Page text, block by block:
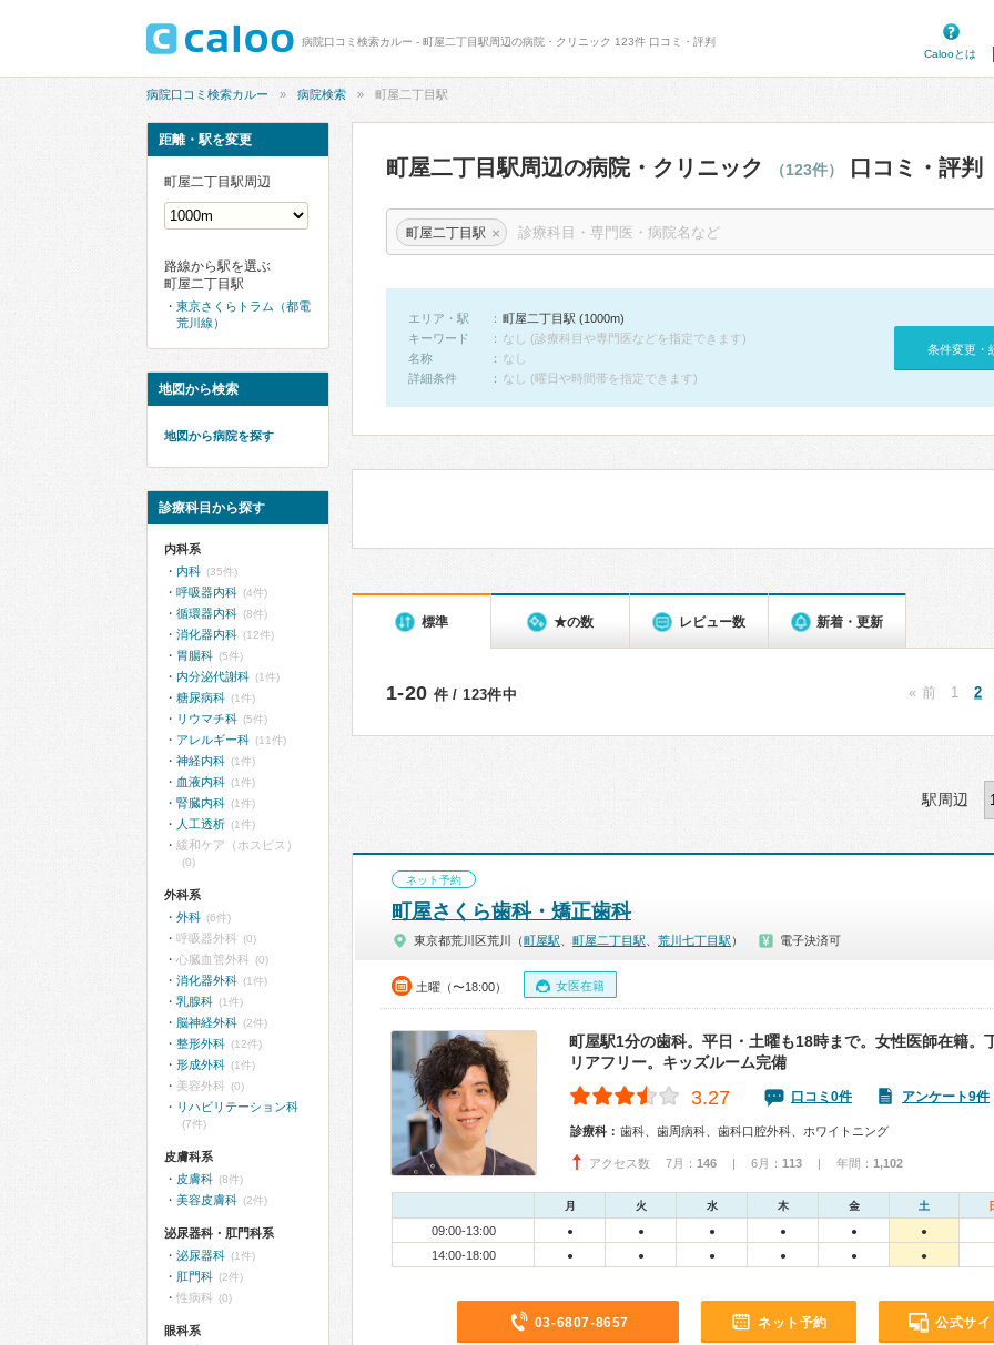
病院口コミ検索カルー - 町屋二丁目駅周辺の病院・クリニック 123件 口コミ・評判
Calooとは
病院口コミ検索カルー 病院検索 町屋二丁目駅
町屋二丁目駅周辺の病院・クリニック （123件） 口コミ・評判
町屋二丁目駅 ×
エリア・駅
町屋二丁目駅 (1000m)
キーワード
なし (診療科目や専門医などを指定できます)
名称
なし
詳細条件
なし (曜日や時間帯を指定できます)
条件変更・
標準 ★の数 レビュー数 新着・更新
1-20 件 / 123件中 « 前 1 2
駅周辺
ネット予約
町屋さくら歯科・矯正歯科
東京都荒川区荒川（町屋駅 町屋二丁目駅 荒川七丁目駅 ） 電子決済可
土曜（〜18:00） 女医在籍
町屋駅1分の歯科。平日・土曜も18時まで。女性医師在籍。
リアフリー。キッズルーム完備
3.27 口コミ0件 アンケート9件
診療科： 歯科、歯周病科、歯科口腔外科、ホワイトニング
アクセス数 7月： 146 | 6月： 113 | 年間： 1,102
月 火 水 木 金 土
09:00-13:00 ● ● ● ● ● ●
14:00-18:00 ● ● ● ● ● ●
03-6807-8657 ネット予約 公式サイ
距離・駅を変更
町屋二丁目駅周辺
路線から駅を選ぶ
町屋二丁目駅
東京さくらトラム（都電
荒川線）
地図から検索
地図から病院を探す
診療科目から探す
内科系
内科 (35件)
呼吸器内科 (4件)
循環器内科 (8件)
消化器内科 (12件)
胃腸科 (5件)
内分泌代謝科 (1件)
糖尿病科 (1件)
リウマチ科 (5件)
アレルギー科 (11件)
神経内科 (1件)
血液内科 (1件)
腎臓内科 (1件)
人工透析 (1件)
緩和ケア（ホスピス）
(0)
外科系
外科 (6件)
呼吸器外科 (0)
心臓血管外科 (0)
消化器外科 (1件)
乳腺科 (1件)
脳神経外科 (2件)
整形外科 (12件)
形成外科 (1件)
美容外科 (0)
リハビリテーション科
(7件)
皮膚科系
皮膚科 (8件)
美容皮膚科 (2件)
泌尿器科・肛門科系
泌尿器科 (1件)
肛門科 (2件)
性病科 (0)
眼科系